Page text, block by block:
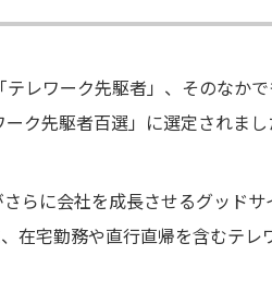
レワーク先駆者」、そのなか
ク先駆者百選」に選定されまし
らに会社を成長させるグッドサ
在宅勤務や直行直帰を含むテレ